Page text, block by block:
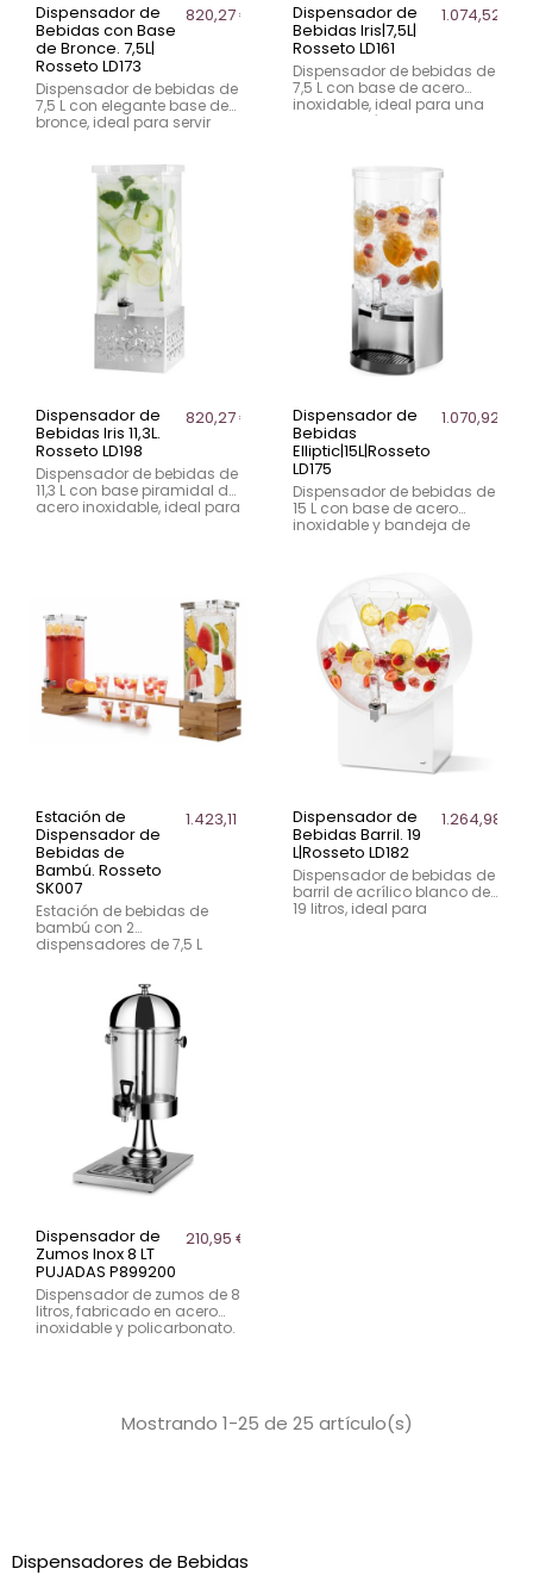
Dispensadores de Bebidas
Dispensador de
Bebidas con Base
de Bronce. 7,5L|
Rosseto LD173
820,27 €
Dispensador de bebidas de
7,5 L con elegante base de
bronce, ideal para servir
Dispensador de
Bebidas Iris|7,5L|
Rosseto LD161
1.074,52 €
Dispensador de bebidas de
7,5 L con base de acero
inoxidable, ideal para una
presentación elegante y
Dispensador de
Bebidas Iris 11,3L.
Rosseto LD198
820,27 €
Dispensador de bebidas de
11,3 L con base piramidal de
acero inoxidable, ideal para
Dispensador de
Bebidas
Elliptic|15L|Rosseto
LD175
1.070,92 €
Dispensador de bebidas de
15 L con base de acero
inoxidable y bandeja de
Estación de
Dispensador de
Bebidas de
Bambú. Rosseto
SK007
1.423,11 €
Estación de bebidas de
bambú con 2
dispensadores de 7,5 L
Dispensador de
Bebidas Barril. 19
L|Rosseto LD182
1.264,98 €
Dispensador de bebidas de
barril de acrílico blanco de
19 litros, ideal para
Dispensador de
Zumos Inox 8 LT
PUJADAS P899200
210,95 €
Dispensador de zumos de 8
litros, fabricado en acero
inoxidable y policarbonato.
Mostrando 1-25 de 25 artículo(s)